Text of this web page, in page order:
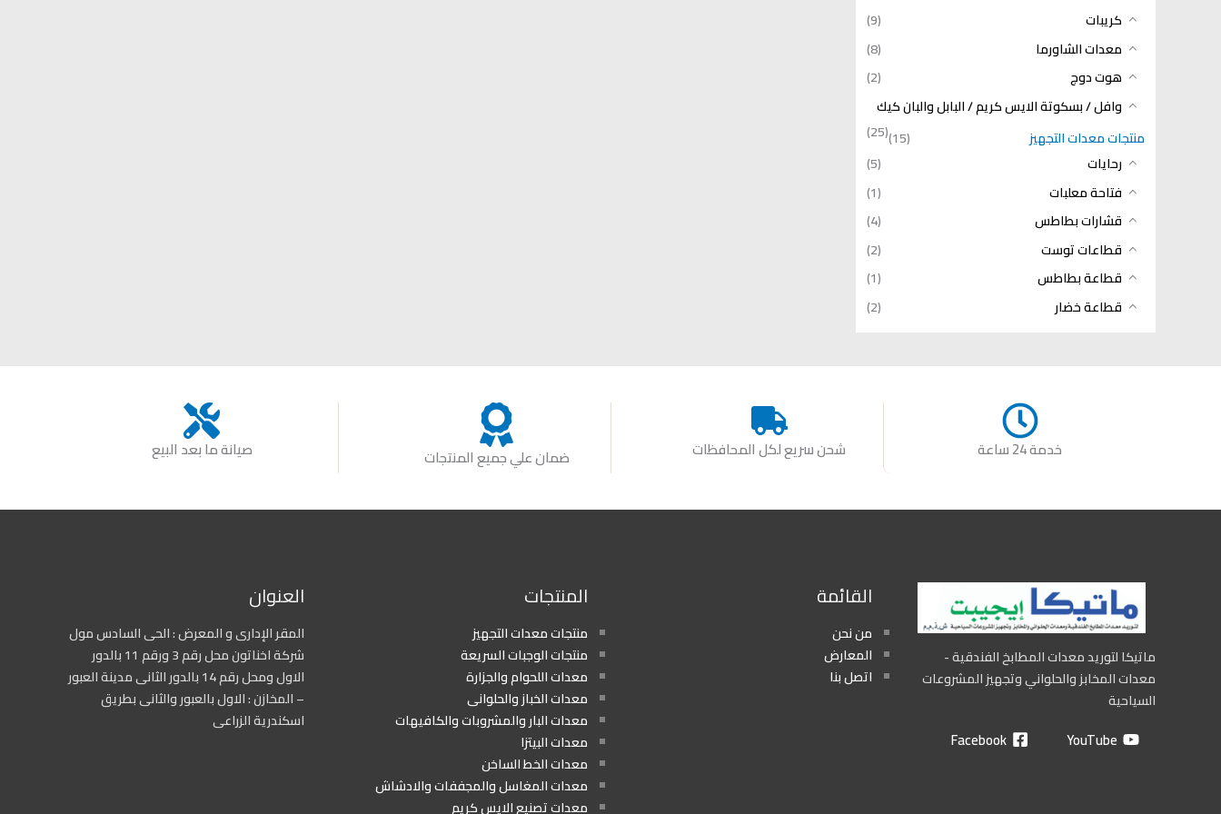
كريبات
(9)
معدات الشاورما
(8)
هوت دوج
(2)
وافل / بسكوتة الايس كريم / البابل والبان كيك
(25)
منتجات معدات التجهيز
(15)
رحايات
(5)
فتاحة معلبات
(1)
قشارات بطاطس
(4)
قطاعات توست
(2)
قطاعة بطاطس
(1)
قطاعة خضار
(2)
خدمة 24 ساعة شحن سريع لكل المحافظات ضمان علي جميع المنتجات صيانة ما بعد البيع
ماتيكا لتوريد معدات المطابخ الفندقية -
معدات المخابز والحلواني وتجهيز المشروعات
السياحية
YouTube
Facebook
القائمة
من نحن
المعارض
اتصل بنا
المنتجات
منتجات معدات التجهيز
منتجات الوجبات السريعة
معدات اللحوام والجزارة
معدات الخباز والحلوانى
معدات البار والمشروبات والكافيهات
معدات البيتزا
معدات الخط الساخن
معدات المغاسل والمجففات والادشاش
معدات تصنيع الايس كريم
العنوان
المقر الإدارى و المعرض : الحى السادس مول
شركة اخناتون محل رقم 3 ورقم 11 بالدور
الاول ومحل رقم 14 بالدور الثانى مدينة العبور
– المخازن : الاول بالعبور والثانى بطريق
اسكندرية الزراعى